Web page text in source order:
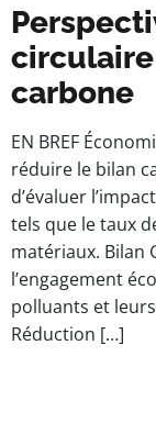
carbone
EN BREF
réduire le bilan
d’évaluer
tels que le taux
matériaux. Bilan
l’engagement
polluants et
Réduction […]